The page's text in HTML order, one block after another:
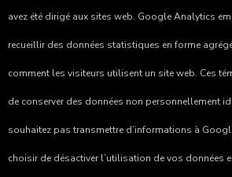
avez été dirigé aux sites web. Google Analytics
recueillir des données statistiques en forme
comment les visiteurs utilisent un site web. Ces
de conserver des données non personnellement
souhaitez pas transmettre d’informations à
choisir de désactiver l’utilisation de vos données